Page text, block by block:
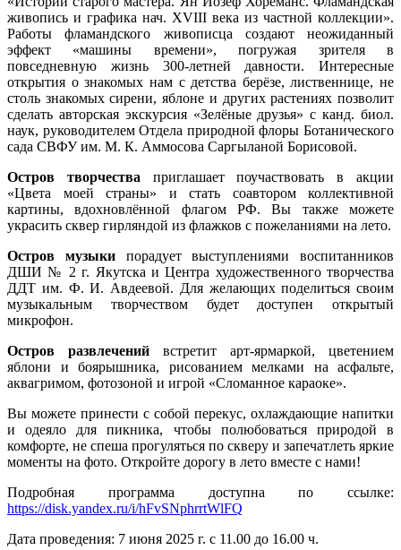
живопись и графика нач. XVIII века из частной коллекции».
Работы фламандского живописца создают неожиданный
эффект «машины времени», погружая зрителя в
повседневную жизнь 300-летней давности. Интересные
открытия о знакомых нам с детства берёзе, лиственнице, не
столь знакомых сирени, яблоне и других растениях позволит
сделать авторская экскурсия «Зелёные друзья» с канд. биол.
наук, руководителем Отдела природной флоры Ботанического
сада СВФУ им. М. К. Аммосова Саргыланой Борисовой.
Остров творчества приглашает поучаствовать в акции
«Цвета моей страны» и стать соавтором коллективной
картины, вдохновлённой флагом РФ. Вы также можете
украсить сквер гирляндой из флажков с пожеланиями на лето.
Остров музыки порадует выступлениями воспитанников
ДШИ № 2 г. Якутска и Центра художественного творчества
ДДТ им. Ф. И. Авдеевой. Для желающих поделиться своим
музыкальным творчеством будет доступен открытый
микрофон.
Остров развлечений встретит арт-ярмаркой, цветением
яблони и боярышника, рисованием мелками на асфальте,
аквагримом, фотозоной и игрой «Сломанное караоке».
Вы можете принести с собой перекус, охлаждающие напитки
и одеяло для пикника, чтобы полюбоваться природой в
комфорте, не спеша прогуляться по скверу и запечатлеть яркие
моменты на фото. Откройте дорогу в лето вместе с нами!
Подробная программа доступна по ссылке:
https://disk.yandex.ru/i/hFvSNphrrtWlFQ
Дата проведения: 7 июня 2025 г. с 11.00 до 16.00 ч.